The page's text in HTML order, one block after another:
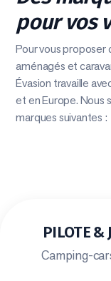
pour vos
Pour vous proposer
aménagés et
Évasion travaille
et en Europe. Nous
marques suivantes :
PILOTE &
Camping-